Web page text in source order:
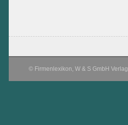
© Firmenlexikon, W & S GmbH Verlag